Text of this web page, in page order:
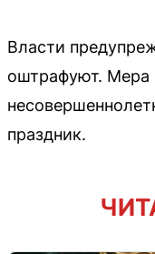
Власти
оштрафуют. Мера
праздник.